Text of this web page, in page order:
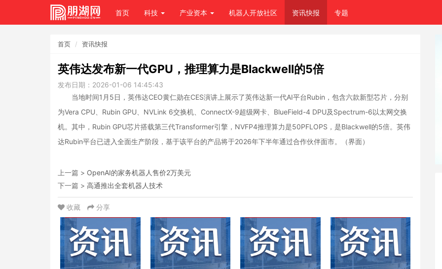
首页 科技 产业资本 机器人开放社区 资讯快报 专题
首页 资讯快报
英伟达发布新一代GPU，推理算力是Blackwell的5倍
发布日期：2026-01-06 14:45:43
当地时间1月5日，英伟达CEO黄仁勋在CES演讲上展示了英伟达新一代AI平台Rubin，包含六款新型芯片，分别
为Vera CPU、Rubin GPU、NVLink 6交换机、ConnectX-9超级网卡、BlueField-4 DPU及Spectrum-6以太网交换
机。其中，Rubin GPU芯片搭载第三代Transformer引擎，NVFP4推理算力是50PFLOPS，是Blackwell的5倍。英伟
达Rubin平台已进入全面生产阶段，基于该平台的产品将于2026年下半年通过合作伙伴面市。（界面）
上一篇 > OpenAI的家务机器人售价2万美元
下一篇 > 高通推出全套机器人技术
收藏 分享